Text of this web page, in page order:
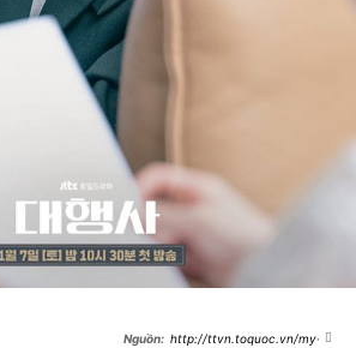
http://ttvn.toquoc.vn/my-